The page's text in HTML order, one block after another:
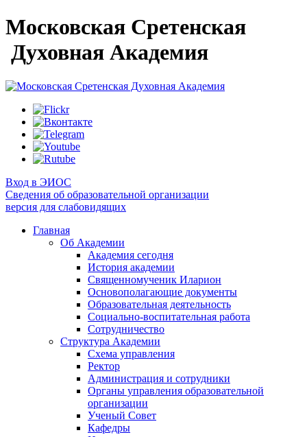
Московская Сретенская
Духовная Академия
Вход в ЭИОС
Сведения об образовательной организации
версия для слабовидящих
Главная
Об Академии
Академия сегодня
История академии
Священномученик Иларион
Основополагающие документы
Образовательная деятельность
Социально-воспитательная работа
Сотрудничество
Структура Академии
Схема управления
Ректор
Администрация и сотрудники
Органы управления образовательной
организации
Ученый Совет
Кафедры